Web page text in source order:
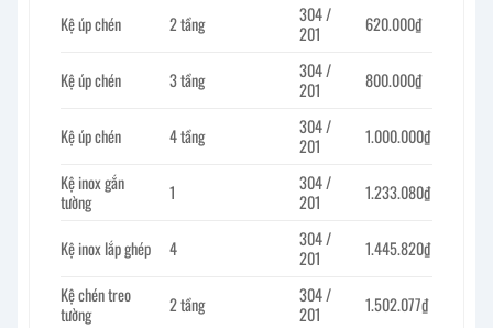
Kệ úp chén 2 tầng
304 /
201
620.000₫
Kệ úp chén 3 tầng
304 /
201
800.000₫
Kệ úp chén 4 tầng
304 /
201
1.000.000₫
Kệ inox gắn
tường
1
304 /
201
1.233.080₫
Kệ inox lắp ghép 4
304 /
201
1.445.820₫
Kệ chén treo
tường
2 tầng
304 /
201
1.502.077₫